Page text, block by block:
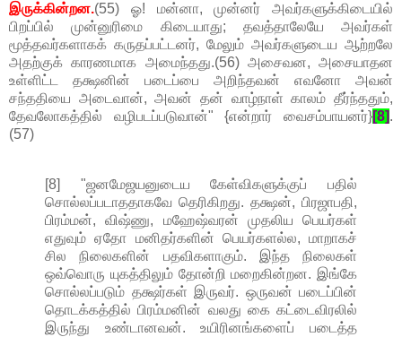
இருக்கின்றன.(55) ஓ! மன்னா, முன்னர் அவர்களுக்கிடையில்
பிறப்பில் முன்னுரிமை கிடையாது; தவத்தாலேயே அவர்கள்
மூத்தவர்களாகக் கருதப்பட்டனர், மேலும் அவர்களுடைய ஆற்றலே
அதற்குக் காரணமாக அமைந்தது.(56) அசைவன, அசையாதன
உள்ளிட்ட தக்ஷனின் படைப்பை அறிந்தவன் எவனோ அவன்
சந்ததியை அடைவான், அவன் தன் வாழ்நாள் காலம் தீர்ந்ததும்,
தேவலோகத்தில் வழிபடப்படுவான்" {என்றார் வைசம்பாயனர்}[8].
(57)
[8] "ஜனமேஜயனுடைய கேள்விகளுக்குப் பதில்
சொல்லப்படாததாகவே தெரிகிறது. தக்ஷன், பிரஜாபதி,
பிரம்மன், விஷ்ணு, மஹேஷ்வரன் முதலிய பெயர்கள்
எதுவும் ஏதோ மனிதர்களின் பெயர்களல்ல, மாறாகச்
சில நிலைகளின் பதவிகளாகும். இந்த நிலைகள்
ஒவ்வொரு யுகத்திலும் தோன்றி மறைகின்றன. இங்கே
சொல்லப்படும் தக்ஷர்கள் இருவர். ஒருவன் படைப்பின்
தொடக்கத்தில் பிரம்மனின் வலது கை கட்டைவிரலில்
இருந்து உண்டானவன். உயிரினங்களைப் படைத்த